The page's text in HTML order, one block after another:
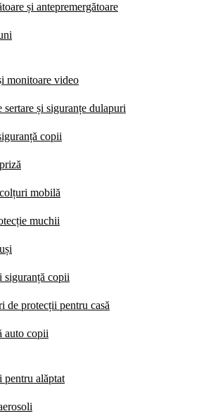
și antepremergătoare
monitoare video
sertare și siguranțe dulapuri
copii
mobilă
muchii
siguranță copii
de protecții pentru casă
auto copii
pentru alăptat